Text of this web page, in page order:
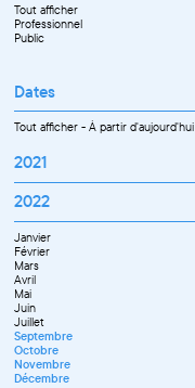
Tout afficher
Professionnel
Public
Dates
Tout afficher-À partir d'aujourd'hui
2021
Septembre
Novembre
Décembre
2022
Janvier
Février
Mars
Avril
Mai
Juin
Juillet
Septembre
Octobre
Novembre
Décembre